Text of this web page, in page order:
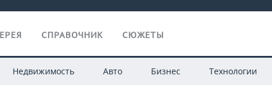
СПРАВОЧНИК СЮЖЕТЫ
Недвижимость Авто Бизнес Технологии